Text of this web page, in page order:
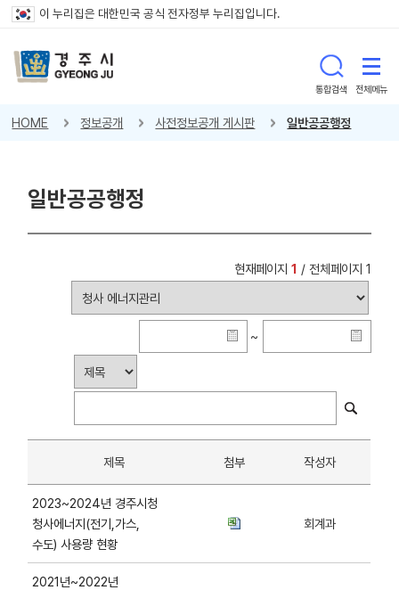
이 누리집은 대한민국 공식 전자정부 누리집입니다.
통합검색 전체메뉴
HOME 정보공개 사전정보공개 게시판 일반공공행정
일반공공행정
현재페이지 1 / 전체페이지 1
~
제목 첨부 작성자
2023~2024년 경주시청
청사에너지(전기,가스,
수도) 사용량 현황
회계과
2021년~2022년